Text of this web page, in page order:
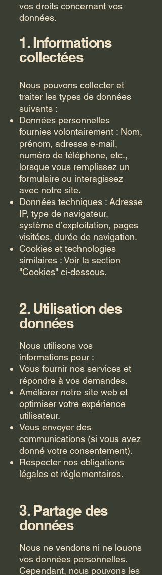
vos droits concernant vos
données.
1. Informations
collectées
Nous pouvons collecter et
traiter les types de données
suivants :
Données personnelles
fournies volontairement : Nom,
prénom, adresse e-mail,
numéro de téléphone, etc.,
lorsque vous remplissez un
formulaire ou interagissez
avec notre site.
Données techniques : Adresse
IP, type de navigateur,
système d’exploitation, pages
visitées, durée de navigation.
Cookies et technologies
similaires : Voir la section
"Cookies" ci-dessous.
2. Utilisation des
données
Nous utilisons vos
informations pour :
Vous fournir nos services et
répondre à vos demandes.
Améliorer notre site web et
optimiser votre expérience
utilisateur.
Vous envoyer des
communications (si vous avez
donné votre consentement).
Respecter nos obligations
légales et réglementaires.
3. Partage des
données
Nous ne vendons ni ne louons
vos données personnelles.
Cependant, nous pouvons les